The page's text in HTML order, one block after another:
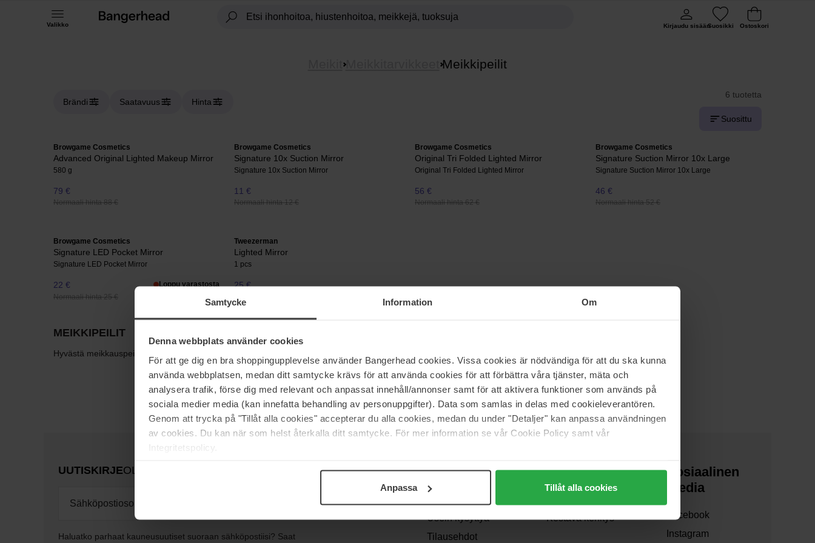
Samtycke Information Om
Denna webbplats använder cookies
För att ge dig en bra shoppingupplevelse använder Bangerhead cookies. Vissa cookies är nödvändiga för att du ska kunna
använda webbplatsen, medan ditt samtycke krävs för att använda cookies för att förbättra våra tjänster, mäta och
analysera trafik, förse dig med relevant och anpassat innehåll/annonser samt för att aktivera funktioner som används på
sociala medier media (kan innefatta behandling av personuppgifter). Data som samlas in delas med cookieleverantören.
Genom att trycka på "Tillåt alla cookies" accepterar du alla cookies, medan du under "Detaljer" kan anpassa användningen
av cookies. Du kan när som helst återkalla ditt samtycke. För mer information se vår Cookie Policy samt vår
Integritetspolicy.
Anpassa Tillåt alla cookies
Valikko Kirjaudu sisäänSuosikki Ostoskori
Meikkitarvikkeet Meikkipeilit
Brändi Saatavuus Hinta
6 tuotetta
Suosittu
Browgame Cosmetics
Advanced Original Lighted Makeup Mirror
580 g
79 €
Normaali hinta 88 €
Browgame Cosmetics
Signature 10x Suction Mirror
Signature 10x Suction Mirror
11 €
Normaali hinta 12 €
Browgame Cosmetics
Original Tri Folded Lighted Mirror
Original Tri Folded Lighted Mirror
56 €
Normaali hinta 62 €
Browgame Cosmetics
Signature Suction Mirror 10x Large
Signature Suction Mirror 10x Large
46 €
Normaali hinta 52 €
Browgame Cosmetics
Signature LED Pocket Mirror
Signature LED Pocket Mirror
22 €
Normaali hinta 25 €
Loppu varastosta
Tweezerman
Lighted Mirror
1 pcs
25 €
MEIKKIPEILIT
Hyvästä meikkauspeilistä näet tarkasti, mitä teet. Meiltä löydät valikoiman laadukkaita peilejä, joiden avulla meikkaaminen sujuu entistä helpommin!
UUTISKIRJEOLE ENSIMMÄISTEN JOUKOSSA
Haluatko parhaat kauneusuutiset suoraan sähköpostiisi? Saat
Support
Usein kysyttyä
Tilausehdot
Tietoa meistä
Kestävä kehitys
Sosiaalinen
media
Facebook
Instagram